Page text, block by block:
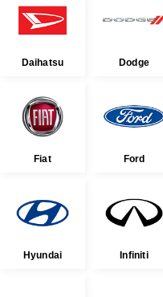
Daihatsu Dodge
Fiat Ford
Hyundai Infiniti